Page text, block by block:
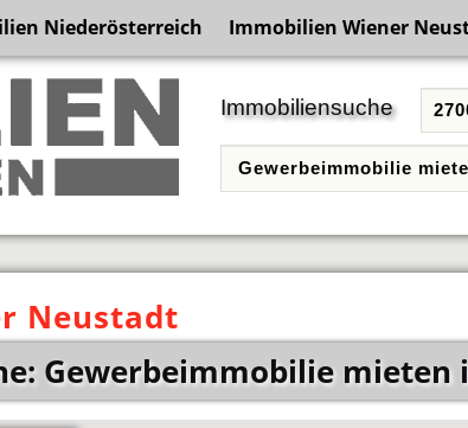
Niederösterreich Immobilien Wiener
Immobiliensuche
Neustadt
Gewerbeimmobilie mieten